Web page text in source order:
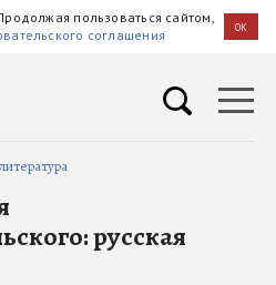
пользоваться сайтом,
соглашения OK
русская